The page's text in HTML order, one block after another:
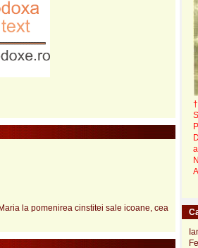
la pomenirea cinstitei sale icoane, cea